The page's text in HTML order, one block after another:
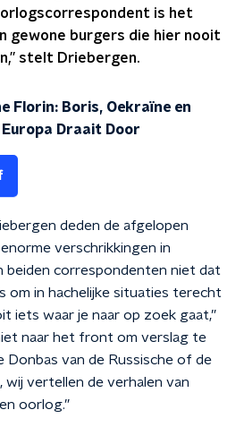
is het
gewone burgers die hier nooit
stelt Driebergen.
Florin: Boris, Oekraïne en
Europa Draait Door
deden de afgelopen
verschrikkingen in
beiden correspondenten niet dat
om in hachelijke situaties terecht
iets waar je naar op zoek gaat,”
naar het front om verslag te
Donbas van de Russische of de
wij vertellen de verhalen van
oorlog.”